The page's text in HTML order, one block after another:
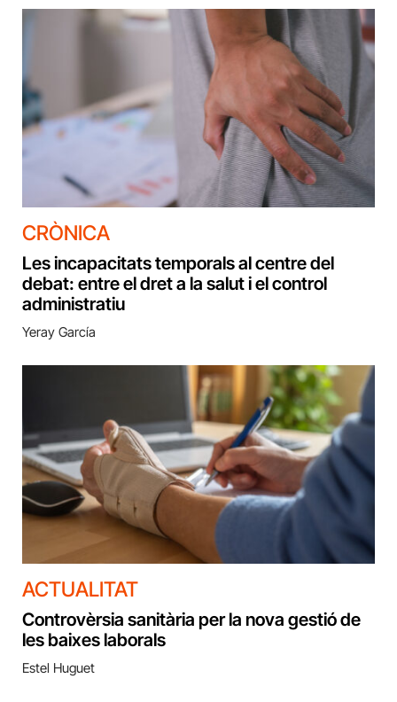
CRÒNICA
Les incapacitats temporals al centre del
debat: entre el dret a la salut i el control
administratiu
Yeray García
ACTUALITAT
Controvèrsia sanitària per la nova gestió de
les baixes laborals
Estel Huguet